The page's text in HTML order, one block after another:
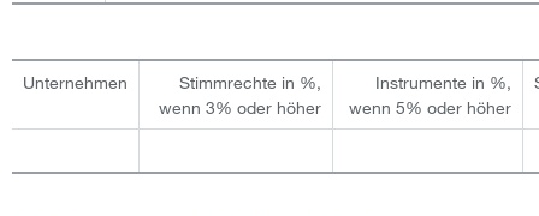
Unternehmen
Stimmrechte in %,
wenn 3% oder höher
Instrumente in %,
wenn 5% oder höher